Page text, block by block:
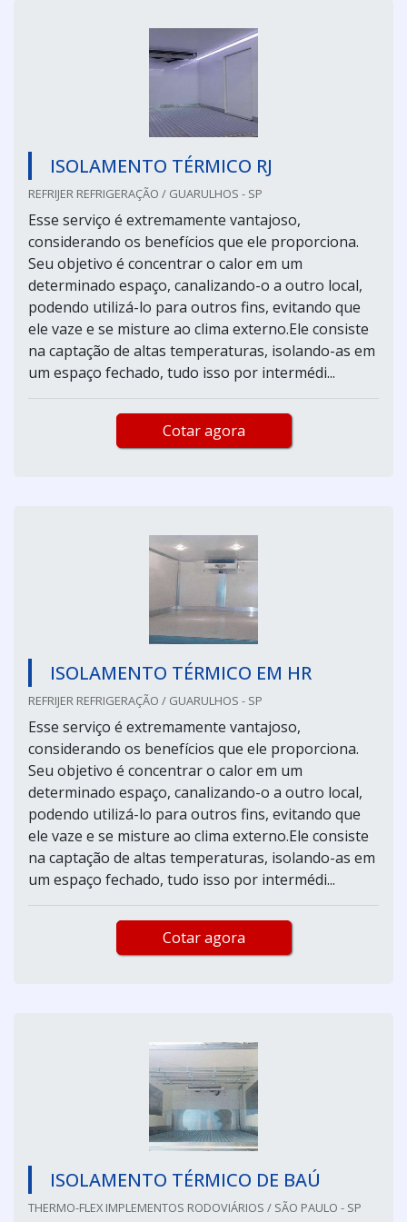
ISOLAMENTO TÉRMICO RJ
REFRIJER REFRIGERAÇÃO / GUARULHOS - SP
Esse serviço é extremamente vantajoso,
considerando os benefícios que ele proporciona.
Seu objetivo é concentrar o calor em um
determinado espaço, canalizando-o a outro local,
podendo utilizá-lo para outros fins, evitando que
ele vaze e se misture ao clima externo.Ele consiste
na captação de altas temperaturas, isolando-as em
um espaço fechado, tudo isso por intermédi...
Cotar agora
ISOLAMENTO TÉRMICO EM HR
REFRIJER REFRIGERAÇÃO / GUARULHOS - SP
Esse serviço é extremamente vantajoso,
considerando os benefícios que ele proporciona.
Seu objetivo é concentrar o calor em um
determinado espaço, canalizando-o a outro local,
podendo utilizá-lo para outros fins, evitando que
ele vaze e se misture ao clima externo.Ele consiste
na captação de altas temperaturas, isolando-as em
um espaço fechado, tudo isso por intermédi...
Cotar agora
ISOLAMENTO TÉRMICO DE BAÚ
THERMO-FLEX IMPLEMENTOS RODOVIÁRIOS / SÃO PAULO - SP